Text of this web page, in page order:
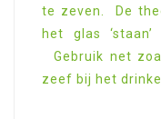
te zeven. De
het glas
Gebruik net
zeef bij het